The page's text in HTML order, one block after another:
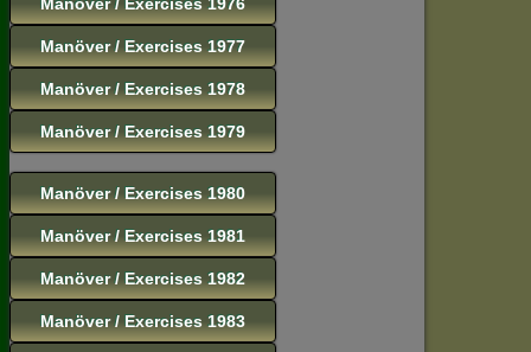
Manöver / Exercises 1977
Manöver / Exercises 1978
Manöver / Exercises 1979
Manöver / Exercises 1980
Manöver / Exercises 1981
Manöver / Exercises 1982
Manöver / Exercises 1983